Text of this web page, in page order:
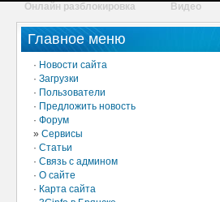
Онлайн разблокировка
Видео
Главное меню
· Новости сайта
· Загрузки
· Пользователи
· Предложить новость
· Форум
» Сервисы
· Статьи
· Связь с админом
· О сайте
· Карта сайта